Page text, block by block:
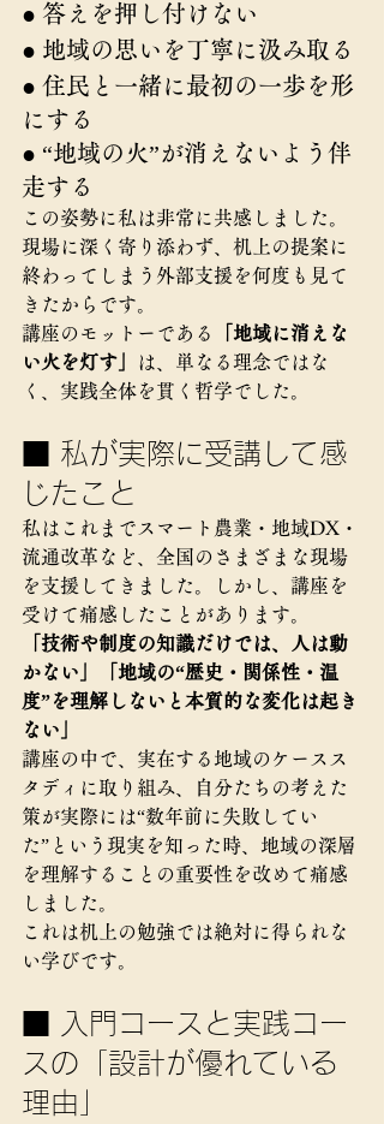
● 答えを押し付けない
● 地域の思いを丁寧に汲み取る
● 住民と一緒に最初の一歩を形
にする
● “地域の火”が消えないよう伴
走する
この姿勢に私は非常に共感しました。
現場に深く寄り添わず、机上の提案に
終わってしまう外部支援を何度も見て
きたからです。
講座のモットーである
「地域に消えな
い火を灯す」
は、単なる理念ではな
く、実践全体を貫く哲学でした。
■ 私が実際に受講して感
じたこと
私はこれまでスマート農業・地域DX・
流通改革など、全国のさまざまな現場
を支援してきました。しかし、講座を
受けて痛感したことがあります。
「技術や制度の知識だけでは、人は動
かない」「地域の“歴史・関係性・温
度”を理解しないと本質的な変化は起き
ない」
講座の中で、実在する地域のケースス
タディに取り組み、自分たちの考えた
策が実際には“数年前に失敗してい
た”という現実を知った時、地域の深層
を理解することの重要性を改めて痛感
しました。
これは机上の勉強では絶対に得られな
い学びです。
■ 入門コースと実践コー
スの「設計が優れている
理由」